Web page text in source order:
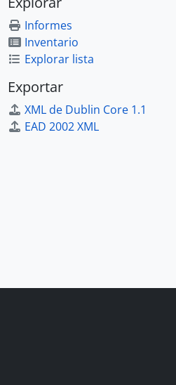
Informes
Inventario
Explorar lista
Exportar
XML de Dublin Core 1.1
EAD 2002 XML